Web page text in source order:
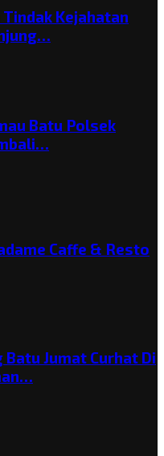
Kejahatan
Batu Polsek
Caffe & Resto
Jumat Curhat Di